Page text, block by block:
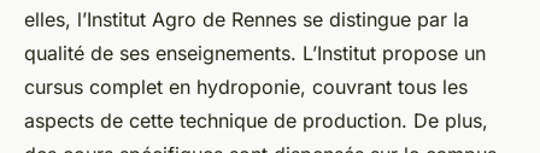
elles, l’Institut Agro de Rennes se distingue par la
qualité de ses enseignements. L’Institut propose un
cursus complet en hydroponie, couvrant tous les
aspects de cette technique de production. De plus,